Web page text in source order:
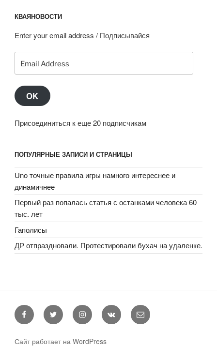
КВАЯНОВОСТИ
Enter your email address / Подписывайся
Address
OK
Присоединиться к еще 20 подписчикам
ПОПУЛЯРНЫЕ ЗАПИСИ И СТРАНИЦЫ
Uno точные правила игры намного интереснее и
динамичнее
Первый раз попалась статья с останками человека 60
тыс. лет
Гаполисы
ДР отпраздновали. Протестировали бухач на удаленке.
FacebookTwitter InstagramVK
E-
mail
Сайт работает на WordPress